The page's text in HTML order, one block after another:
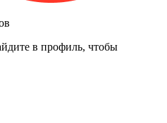
в профиль, чтобы